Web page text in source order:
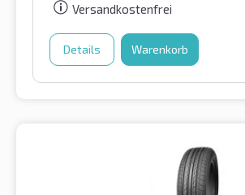
Versandkostenfrei
Details Warenkorb